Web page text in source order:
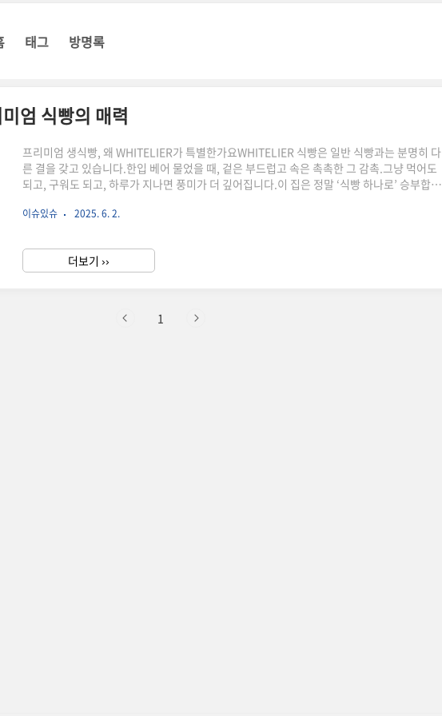
태그 방명록
엄 식빵의 매력
프리미엄 생식빵, 왜 WHITELIER가 특별한가요WHITELIER 식빵은 일반 식빵과는 분명히 다
른 결을 갖고 있습니다.한입 베어 물었을 때, 겉은 부드럽고 속은 촉촉한 그 감촉.그냥 먹어도
되고, 구워도 되고, 하루가 지나면 풍미가 더 깊어집니다.이 집은 정말 ‘식빵 하나로’ 승부합니
드입니다.'WHITE BREAD'와 'ATELIER'의 합성어로, **‘식빵을 위한 공방’**이라는 뜻을 담
방부제도 없이, 건강한 재료로만 만들어진다는 점에서단순한 프리미엄이 아닌, 정직한 맛이 느
껴집니다. 하루 지난 식빵이 더 맛있다고?..
이슈있슈 2025. 6. 2.
더보기 ››
1